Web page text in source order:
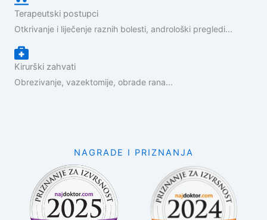
Terapeutski postupci
Otkrivanje i liječenje raznih bolesti, androloški pregledi...
Kirurški zahvati
Obrezivanje, vazektomije, obrade rana...
NAGRADE I PRIZNANJA